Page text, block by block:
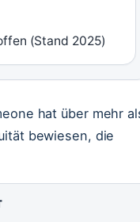
(Stand 2025)
hat über mehr
bewiesen, die